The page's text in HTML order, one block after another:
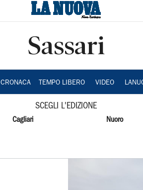
Sassari
CRONACA TEMPO LIBERO VIDEO
SCEGLI L'EDIZIONE
Cagliari Nuoro